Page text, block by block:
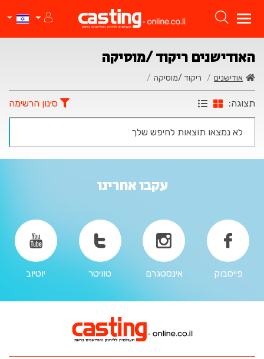
האודישנים ריקוד /מוסיקה
אודישנים ריקוד /מוסיקה
תצוגה: סינון הרשימה
לא נמצאו תוצאות לחיפש שלך
עקבו אחרינו
פייסבוק אינסטגרם טוויטר יוטיוב